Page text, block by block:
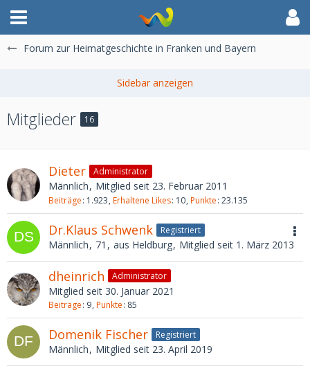
Forum zur Heimatgeschichte in Franken und Bayern
Mitglieder 16
Dieter Administrator
Männlich Mitglied seit 23. Februar 2011
Beiträge 1.923 Erhaltene Likes 10 Punkte 23.135
Dr.Klaus Schwenk Registriert
Männlich 71 aus Heldburg Mitglied seit 1. März 2013
dheinrich Administrator
Mitglied seit 30. Januar 2021
Beiträge 9 Punkte 85
Domenik Fischer Registriert
Männlich Mitglied seit 23. April 2019